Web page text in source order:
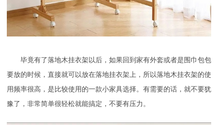
毕竟有了落地木挂衣架以后，如果回到家有外套或者是围巾包包
要放的时候，直接就可以放在落地挂衣架上，所以落地木挂衣架的使
用频率很高，是比较使用的一款小家具选择。有需要的话，就不要犹
豫了，非常简单很轻松就能搞定，不要有压力。